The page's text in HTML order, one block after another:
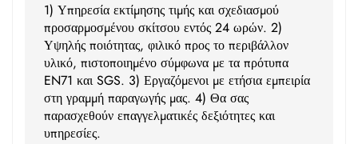
1) Υπηρεσία εκτίμησης τιμής και σχεδιασμού
προσαρμοσμένου σκίτσου εντός 24 ωρών. 2)
Υψηλής ποιότητας, φιλικό προς το περιβάλλον
υλικό, πιστοποιημένο σύμφωνα με τα πρότυπα
EN71 και SGS. 3) Εργαζόμενοι με ετήσια εμπειρία
στη γραμμή παραγωγής μας. 4) Θα σας
παρασχεθούν επαγγελματικές δεξιότητες και
υπηρεσίες.